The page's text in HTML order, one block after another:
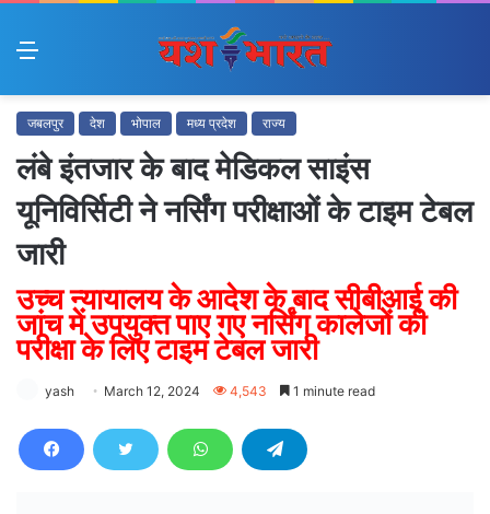
Menu
जबलपुर देश भोपाल मध्य प्रदेश राज्य
लंबे इंतजार के बाद मेडिकल साइंस
यूनिविर्सिटी ने नर्सिंग परीक्षाओं के टाइम टेबल
जारी
उच्च न्यायालय के आदेश के बाद सीबीआई की
जांच में उपयुक्त पाए गए नर्सिंग कालेजों की
परीक्षा के लिए टाइम टेबल जारी
yash March 12, 2024 4,543 1 minute read